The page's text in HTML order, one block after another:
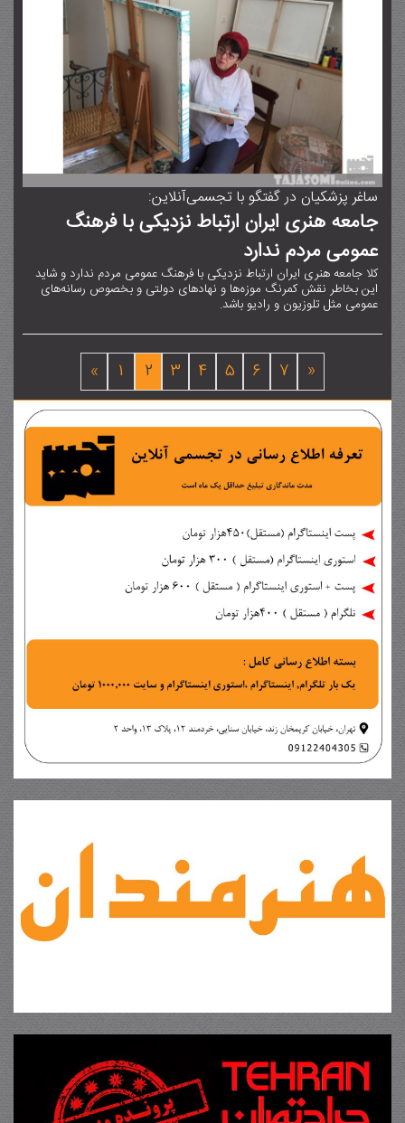
ساغر پزشکیان در گفتگو با تجسمی‌آنلاین:
جامعه هنری ایران ارتباط نزدیکی با فرهنگ
عمومی مردم ندارد
کلا جامعه هنری ایران ارتباط نزدیکی با فرهنگ عمومی مردم ندارد و شاید
این بخاطر نقش کمرنگ موزه‌ها و نهادهای دولتی و بخصوص رسانه‌های
عمومی مثل تلوزیون و رادیو باشد.
« 1 2 3 4 5 6 7 »